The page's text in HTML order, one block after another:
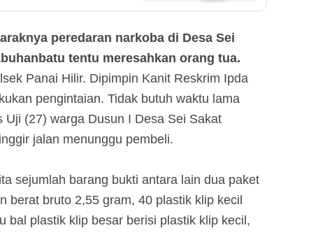
peredaran narkoba di Desa Sei
tentu meresahkan orang tua.
Panai Hilir. Dipimpin Kanit Reskrim Ipda
pengintaian. Tidak butuh waktu lama
(27) warga Dusun I Desa Sei Sakat
jalan menunggu pembeli.
sejumlah barang bukti antara lain dua paket
berat bruto 2,55 gram, 40 plastik klip kecil
bal plastik klip besar berisi plastik klip kecil,